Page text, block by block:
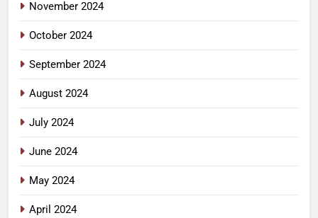
November 2024
October 2024
September 2024
August 2024
July 2024
June 2024
May 2024
April 2024